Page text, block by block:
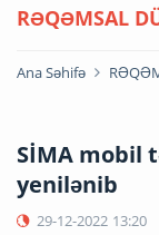
RƏQƏMSAL
Ana Səhifə
SİMA mobil
yenilənib
29-12-2022 13:20